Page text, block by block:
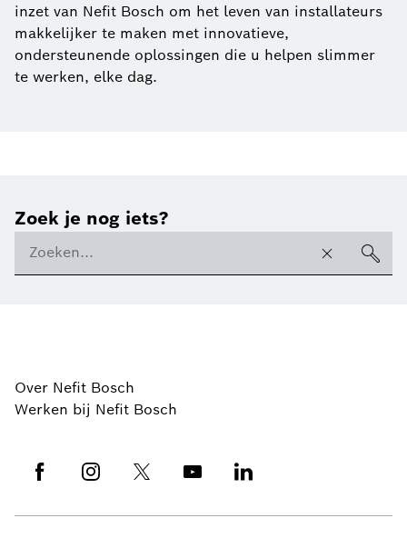
inzet van Nefit Bosch om het leven van installateurs
makkelijker te maken met innovatieve,
ondersteunende oplossingen die u helpen slimmer
te werken, elke dag.
Zoek je nog iets?
Over Nefit Bosch
Werken bij Nefit Bosch